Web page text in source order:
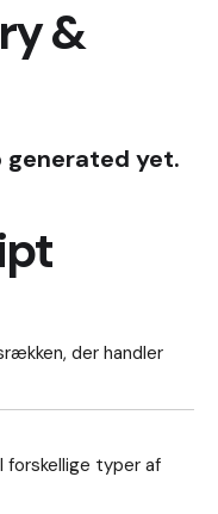
&
generated yet.
der handler
typer af